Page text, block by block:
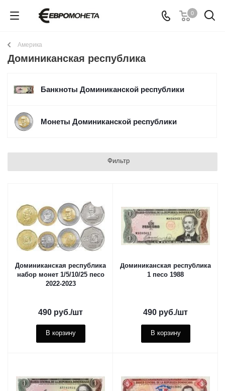
0
Америка
Доминиканская республика
Банкноты Доминиканской республики
Монеты Доминиканской республики
Фильтр
Доминиканская республика
набор монет 1/5/10/25 песо
2022-2023
490 руб./шт
В корзину
Доминиканская республика
1 песо 1988
490 руб./шт
В корзину